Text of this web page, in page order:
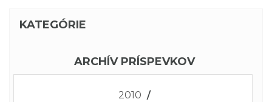
KATEGÓRIE
ARCHÍV PRÍSPEVKOV
2010 /